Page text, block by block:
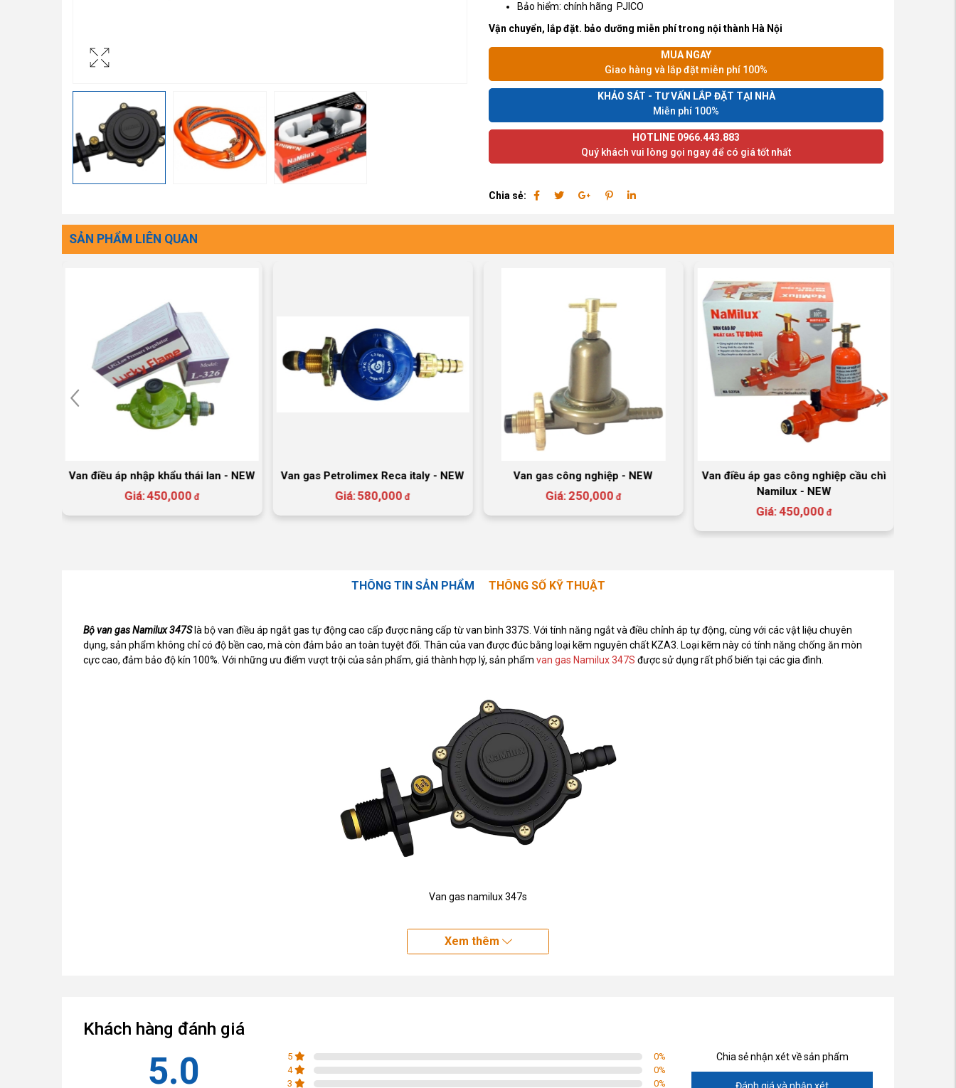
Bảo hiểm: chính hãng PJICO
Vận chuyển, lắp đặt. bảo dưỡng miễn phí trong nội thành Hà Nội
MUA NGAY
Giao hàng và lắp đặt miễn phí 100%
KHẢO SÁT - TƯ VẤN LẮP ĐẶT TẠI NHÀ
Miễn phí 100%
HOTLINE 0966.443.883
Quý khách vui lòng gọi ngay để có giá tốt nhất
Chia sẻ:
SẢN PHẨM LIÊN QUAN
Van điều áp nhập khẩu thái lan - NEW
Giá:450,000 đ
Van gas Petrolimex Reca italy - NEW
Giá:580,000 đ
Van gas công nghiệp - NEW
Giá:250,000 đ
Van điều áp gas công nghiệp cầu chì
Namilux - NEW
Giá:450,000 đ
THÔNG TIN SẢN PHẨM THÔNG SỐ KỸ THUẬT
Bộ van gas Namilux 347Slà bộ van điều áp ngắt gas tự động cao cấp được nâng cấp từ van bình 337S. Với tính năng ngắt và điều chỉnh áp tự động, cùng với các vật liệu chuyên
dụng, sản phẩm không chỉ có độ bền cao, mà còn đảm bảo an toàn tuyệt đối. Thân của van được đúc bằng loại kẽm nguyên chất KZA3. Loại kẽm này có tính năng chống ăn mòn
cực cao, đảm bảo độ kín 100%. Với những ưu điểm vượt trội của sản phẩm, giá thành hợp lý, sản phẩm van gas Namilux 347S được sử dụng rất phổ biến tại các gia đình.
Van gas namilux 347s
Xem thêm
Khách hàng đánh giá
5.0 5 0%
4
0%
3
0%
Chia sẻ nhận xét về sản phẩm
Đánh giá và nhận xét